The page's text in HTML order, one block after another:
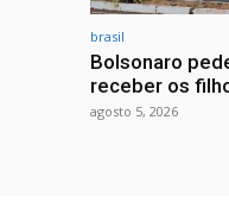
brasil
Bolsonaro
receber os
agosto 5, 2026